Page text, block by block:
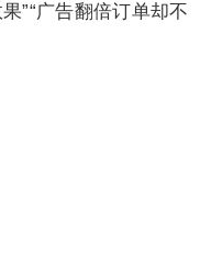
”“广告翻倍订单却不